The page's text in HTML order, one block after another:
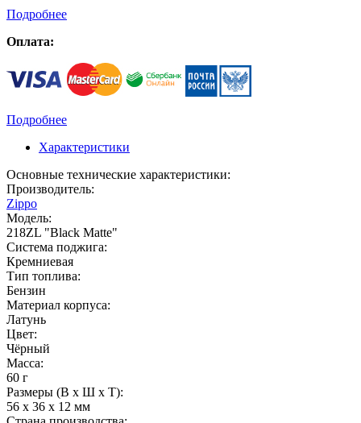
Подробнее
Оплата:
Подробнее
Характеристики
Основные технические характеристики:
Производитель:
Zippo
Модель:
218ZL "Black Matte"
Система поджига:
Кремниевая
Тип топлива:
Бензин
Материал корпуса:
Латунь
Цвет:
Чёрный
Масса:
60 г
Размеры (В x Ш x Т):
56 x 36 x 12 мм